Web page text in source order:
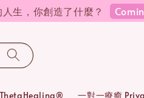
生，你創造了什麼？
一對一療癒